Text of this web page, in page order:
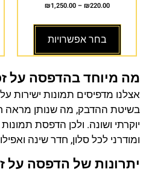
₪220.00
–
₪1,250.00
בחר אפשרויות
מה מיוחד בהדפסה על
אצלנו מדפיסים תמונות ישירות
בשיטת ההדבק, מה שנותן מראה
יוקרתי ושונה. ולכן הדפסת
ומודרני לכל סלון, חדר שינה
יתרונות של הדפסה על